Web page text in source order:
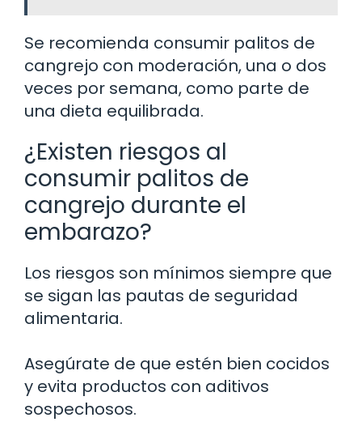
Se recomienda consumir palitos de
cangrejo con moderación, una o dos
veces por semana, como parte de
una dieta equilibrada.
¿Existen riesgos al
consumir palitos de
cangrejo durante el
embarazo?
Los riesgos son mínimos siempre que
se sigan las pautas de seguridad
alimentaria.
Asegúrate de que estén bien cocidos
y evita productos con aditivos
sospechosos.